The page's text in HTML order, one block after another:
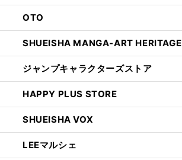
OTO
SHUEISHA MANGA-ART HERITAGE
ジャンプキャラクターズストア
HAPPY PLUS STORE
SHUEISHA VOX
LEEマルシェ